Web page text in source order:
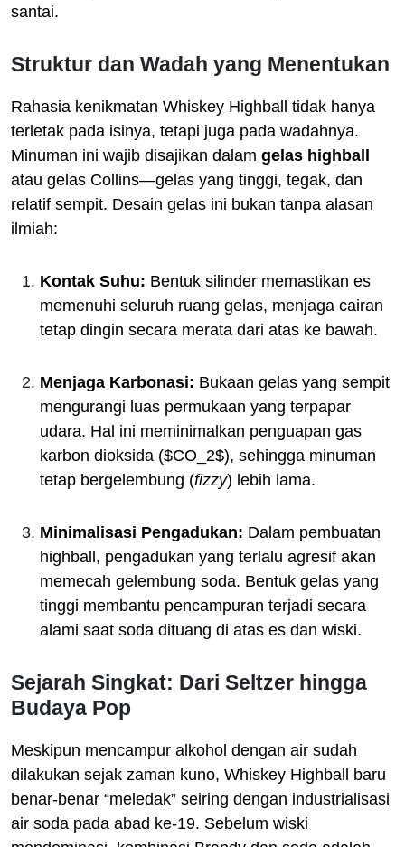
santai.
Struktur dan Wadah yang Menentukan
Rahasia kenikmatan Whiskey Highball tidak hanya
terletak pada isinya, tetapi juga pada wadahnya.
Minuman ini wajib disajikan dalam gelas highball
atau gelas Collins—gelas yang tinggi, tegak, dan
relatif sempit. Desain gelas ini bukan tanpa alasan
ilmiah:
Kontak Suhu: Bentuk silinder memastikan es
memenuhi seluruh ruang gelas, menjaga cairan
tetap dingin secara merata dari atas ke bawah.
Menjaga Karbonasi: Bukaan gelas yang sempit
mengurangi luas permukaan yang terpapar
udara. Hal ini meminimalkan penguapan gas
karbon dioksida ($CO_2$), sehingga minuman
tetap bergelembung (fizzy) lebih lama.
Minimalisasi Pengadukan: Dalam pembuatan
highball, pengadukan yang terlalu agresif akan
memecah gelembung soda. Bentuk gelas yang
tinggi membantu pencampuran terjadi secara
alami saat soda dituang di atas es dan wiski.
Sejarah Singkat: Dari Seltzer hingga
Budaya Pop
Meskipun mencampur alkohol dengan air sudah
dilakukan sejak zaman kuno, Whiskey Highball baru
benar-benar “meledak” seiring dengan industrialisasi
air soda pada abad ke-19. Sebelum wiski